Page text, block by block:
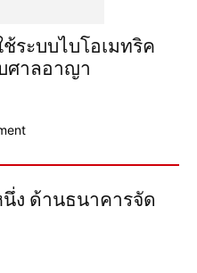
ระบบไบโอเมทริค
ศาลอาญา
นึ่ง ด้านธนาคารจัด